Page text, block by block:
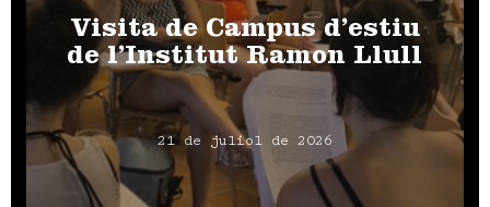
Visita de Campus d’estiu
de l’Institut Ramon Llull
21 de juliol de 2026